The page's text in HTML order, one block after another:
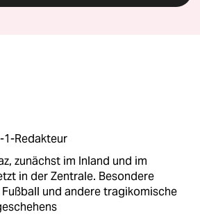
1-Redakteur
zunächst im Inland und im
in der Zentrale. Besondere
und andere tragikomische